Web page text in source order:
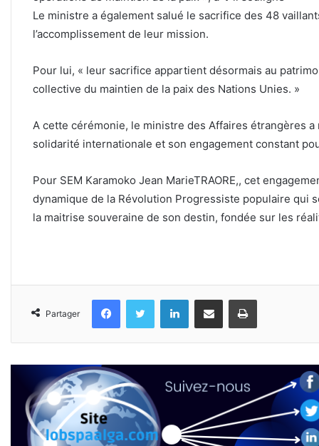
Le ministre a également salué le sacrifice des 48
l’accomplissement de leur mission.
Pour lui, « leur sacrifice appartient désormais au
collective du maintien de la paix des Nations Unies. »
A cette cérémonie, le ministre des Affaires étrangères a
solidarité internationale et son engagement constant
Pour SEM Karamoko Jean MarieTRAORE,, cet
dynamique de la Révolution Progressiste populaire qui
la maitrise souveraine de son destin, fondée sur les
Partager
FacebookTwitter LinkedinPartager par email Imprimer